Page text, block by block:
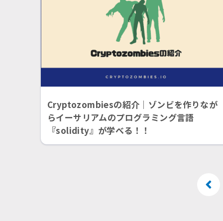
Cryptozombiesの紹介｜ゾンビを作りなが
らイーサリアムのプログラミング言語
『solidity』が学べる！！